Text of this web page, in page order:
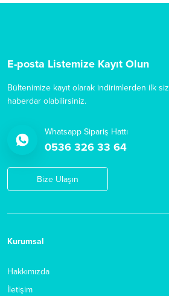
E-posta Listemize Kayıt Olun
Bültenimize kayıt olarak indirimlerden ilk siz
haberdar olabilirsiniz.
Whatsapp Sipariş Hattı
0536 326 33 64
Bize Ulaşın
Kurumsal
Hakkımızda
İletişim